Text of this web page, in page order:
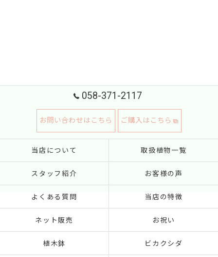
058-371-2117
お問い合わせはこちら ご購入はこちら
当店について 取扱植物一覧
スタッフ紹介 お客様の声
よくある質問 当店の特徴
ネット販売 お祝い
植木鉢 ビカクシダ